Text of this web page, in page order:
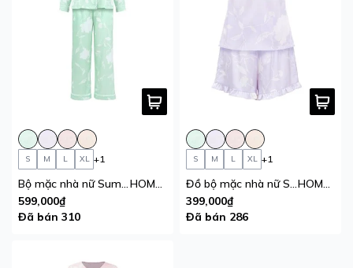
S M L XL +1
Bộ mặc nhà nữ Summer Blossom iBasic pyjama lụa satin áo tay dài, quần dài
HOMW075
599,000₫
Đã bán 310
S M L XL +1
Đồ bộ mặc nhà nữ Summer Blossom iBasic lụa satin áo hai dây cổ tim quần đùi
HOMW072
399,000₫
Đã bán 286